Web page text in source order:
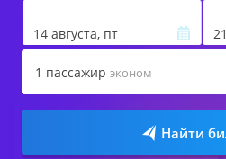
14 августа, пт
1 пассажир эконом
Найти